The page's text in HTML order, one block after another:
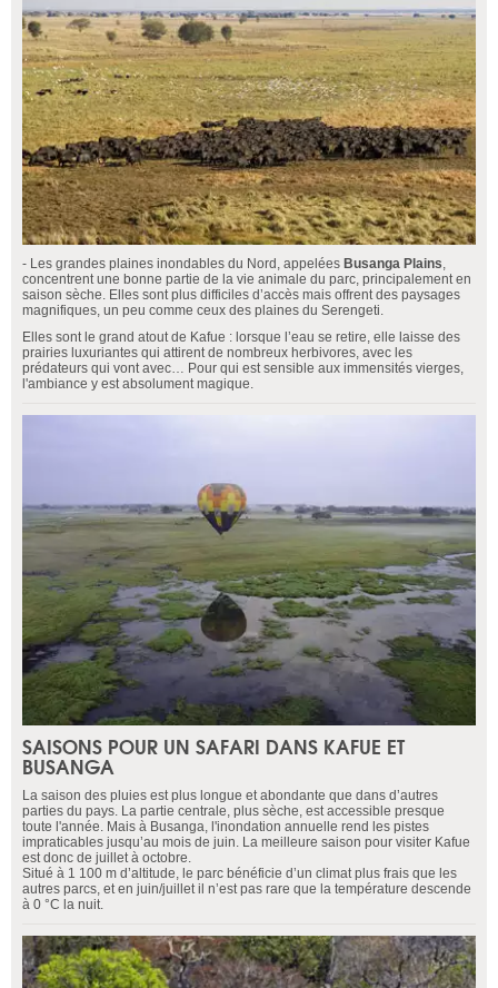
- Les grandes plaines inondables du Nord, appelées Busanga Plains
concentrent une bonne partie de la vie animale du parc, principalement en
saison sèche. Elles sont plus difficiles d’accès mais offrent des paysages
magnifiques, un peu comme ceux des plaines du Serengeti.
Elles sont le grand atout de Kafue : lorsque l’eau se retire, elle laisse des
prairies luxuriantes qui attirent de nombreux herbivores, avec les
prédateurs qui vont avec… Pour qui est sensible aux immensités vierges,
l'ambiance y est absolument magique.
SAISONS POUR UN SAFARI DANS KAFUE ET
BUSANGA
La saison des pluies est plus longue et abondante que dans d’autres
parties du pays. La partie centrale, plus sèche, est accessible presque
toute l'année. Mais à Busanga, l'inondation annuelle rend les pistes
impraticables jusqu’au mois de juin. La meilleure saison pour visiter Kafue
est donc de juillet à octobre.
Situé à 1 100 m d’altitude, le parc bénéficie d’un climat plus frais que les
autres parcs, et en juin/juillet il n’est pas rare que la température descende
à 0 °C la nuit.